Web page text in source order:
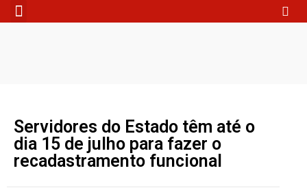
Servidores do Estado têm até o
dia 15 de julho para fazer o
recadastramento funcional